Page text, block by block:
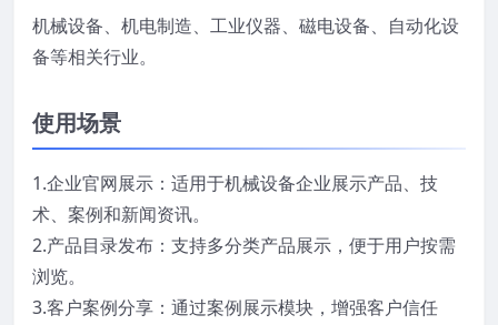
机械设备、机电制造、工业仪器、磁电设备、自动化设
备等相关行业。
使用场景
1.企业官网展示：适用于机械设备企业展示产品、技
术、案例和新闻资讯。
2.产品目录发布：支持多分类产品展示，便于用户按需
浏览。
3.客户案例分享：通过案例展示模块，增强客户信任